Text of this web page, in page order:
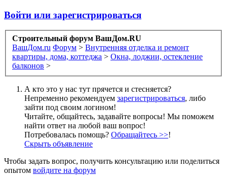
Войти или зарегистрироваться
Строительный форум ВашДом.RU
ВашДом.ru Форум > Внутренняя отделка и ремонт
квартиры, дома, коттеджа > Окна, лоджии, остекление
балконов >
А кто это у нас тут прячется и стесняется?
Непременно рекомендуем зарегистрироваться, либо
зайти под своим логином!
Читайте, общайтесь, задавайте вопросы! Мы поможем
найти ответ на любой ваш вопрос!
Потребовалась помощь? Обращайтесь >>!
Скрыть объявление
Чтобы задать вопрос, получить консультацию или поделиться
опытом войдите на форум